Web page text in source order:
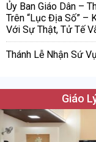
Ủy Ban Giáo Dân –
Trên “Lục Địa Số” –
Với Sự Thật, Tử Tế
Thánh Lễ Nhận Sứ
Giáo